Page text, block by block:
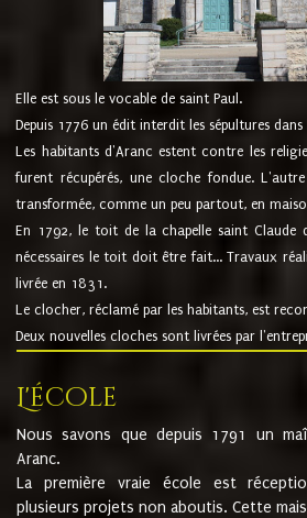
Elle est sous le vocable de saint Paul.
Depuis 1776 un édit interdit les sépultures dans
Les habitants d'Aranc estent contre les
furent récupérés, une cloche fondue.
transformée, comme un peu partout, en
En 1792, le toit de la chapelle saint Claude
nécessaires le toit doit être fait... Travaux
livrée en 1831.
Le clocher, réclamé par les habitants, est
Deux nouvelles cloches sont livrées par
L'école
Nous savons que depuis 1791 un
Aranc.
La première vraie école est
plusieurs projets non aboutis. Cette